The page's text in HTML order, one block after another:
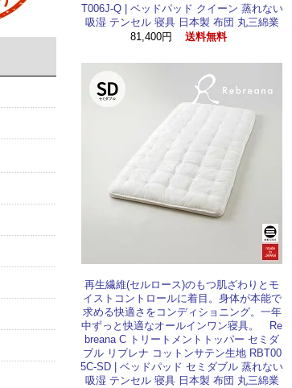
T006J-Q | ベッドパッド クイーン 蒸れない
吸湿 テンセル 寝具 日本製 布団 丸三綿業
81,400円
送料無料
再生繊維(セルロース)のもつ肌ざわりとモ
イストコントロールに着目。身体が本能で
求める快適さをコンディショニング。一年
中ずっと快適なオールインワン寝具。 Re
breana C トリートメントトッパー セミダ
ブル リブレナ コットンサテン生地 RBT00
5C-SD | ベッドパッド セミダブル 蒸れない
吸湿 テンセル 寝具 日本製 布団 丸三綿業